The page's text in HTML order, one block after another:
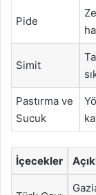
Pide
Simit
Pastırma ve
Sucuk
İçecekler